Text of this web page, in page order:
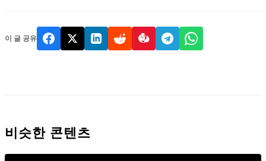
이 글 공유
비슷한 콘텐츠